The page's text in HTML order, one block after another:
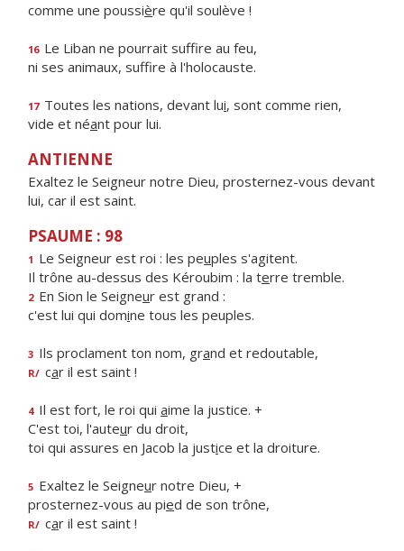
comme une poussière qu'il soulève !
16 Le Liban ne pourrait suffre au feu,
ni ses animaux, suffre à l'holocauste.
17 Toutes les nations, devant lui, sont comme rien,
vide et néant pour lui.
ANTIENNE
Exaltez le Seigneur notre Dieu, prosternez-vous devant
lui, car il est saint.
PSAUME : 98
1 Le Seigneur est roi : les peuples s'agitent.
Il trône au-dessus des Kéroubim : la terre tremble.
2 En Sion le Seigneur est grand :
c'est lui qui domine tous les peuples.
3 Ils proclament ton nom, grand et redoutable,
R/ car il est saint !
4 Il est fort, le roi qui aime la justice. +
C'est toi, l'auteur du droit,
toi qui assures en Jacob la justice et la droiture.
5 Exaltez le Seigneur notre Dieu, +
prosternez-vous au pied de son trône,
R/ car il est saint !